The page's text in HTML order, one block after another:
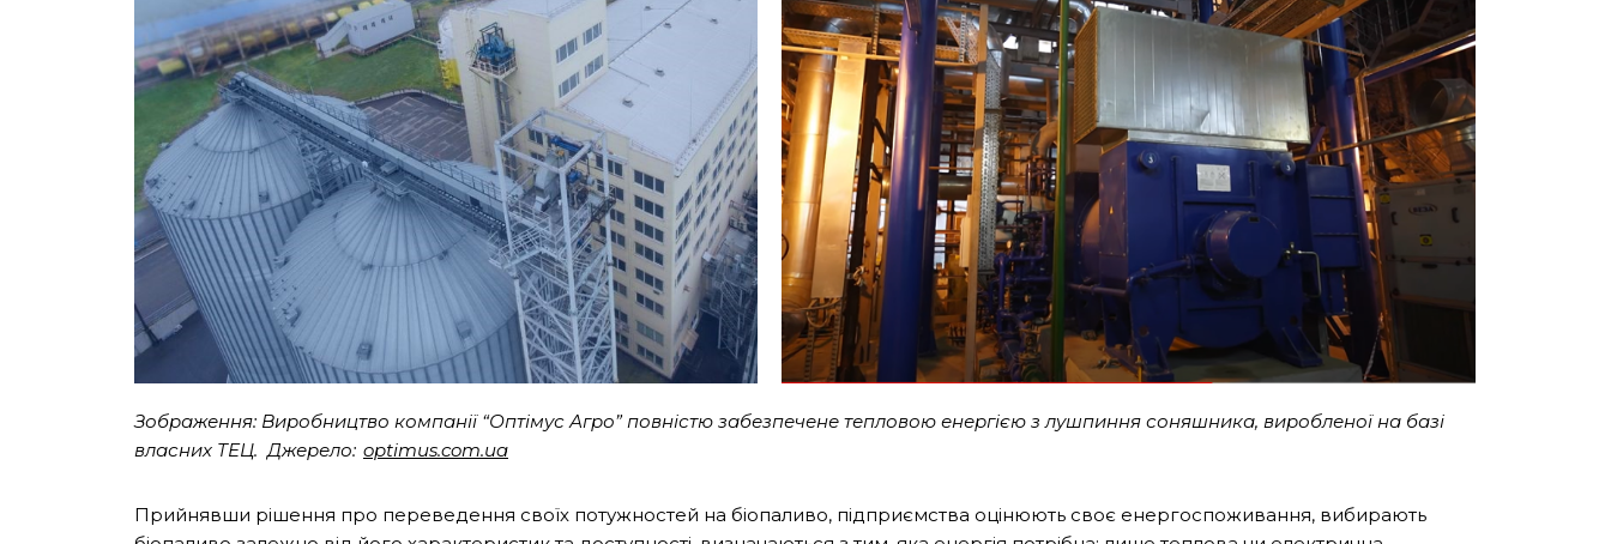
Зображення: Виробництво компанії “Оптімус Агро” повністю забезпечене тепловою енергією з лушпиння соняшника, виробленої на базі
власних ТЕЦ. Джерело: optimus.com.ua
Прийнявши рішення про переведення своїх потужностей на біопаливо, підприємства оцінюють своє енергоспоживання, вибирають